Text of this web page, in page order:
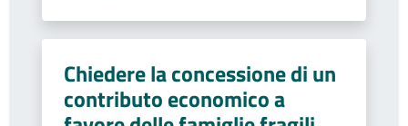
Chiedere la concessione di un
contributo economico a